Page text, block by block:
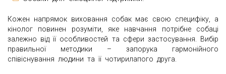
Кожен напрямок виховання собак має свою специфіку, а
кінолог повинен розуміти, яке навчання потрібне собаці
залежно від її особливостей та сфери застосування. Вибір
правильної методики – запорука гармонійного
співіснування людини та її чотирилапого друга.